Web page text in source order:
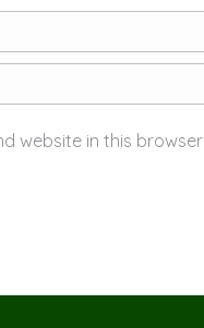
website in this